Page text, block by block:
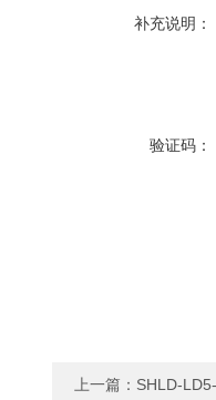
补充说明：
验证码：
上一篇： SHLD-